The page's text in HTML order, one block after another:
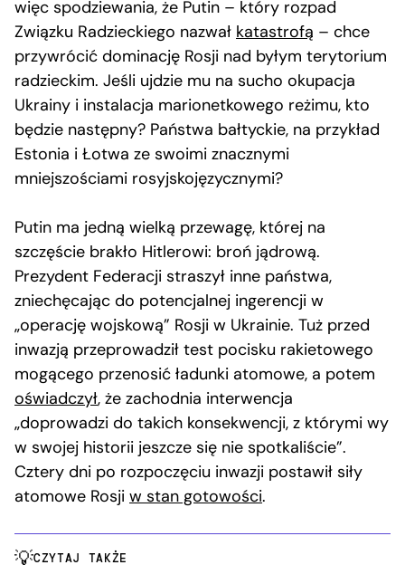
więc spodziewania, że Putin – który rozpad
Związku Radzieckiego nazwał katastrofą – chce
przywrócić dominację Rosji nad byłym terytorium
radzieckim. Jeśli ujdzie mu na sucho okupacja
Ukrainy i instalacja marionetkowego reżimu, kto
będzie następny? Państwa bałtyckie, na przykład
Estonia i Łotwa ze swoimi znacznymi
mniejszościami rosyjskojęzycznymi?
Putin ma jedną wielką przewagę, której na
szczęście brakło Hitlerowi: broń jądrową.
Prezydent Federacji straszył inne państwa,
zniechęcając do potencjalnej ingerencji w
„operację wojskową” Rosji w Ukrainie. Tuż przed
inwazją przeprowadził test pocisku rakietowego
mogącego przenosić ładunki atomowe, a potem
oświadczył, że zachodnia interwencja
„doprowadzi do takich konsekwencji, z którymi wy
w swojej historii jeszcze się nie spotkaliście”.
Cztery dni po rozpoczęciu inwazji postawił siły
atomowe Rosji w stan gotowości.
CZYTAJ TAKŻE